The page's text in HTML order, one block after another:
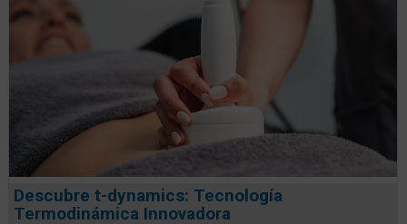
Descubre t-dynamics: Tecnología
Termodinámica Innovadora